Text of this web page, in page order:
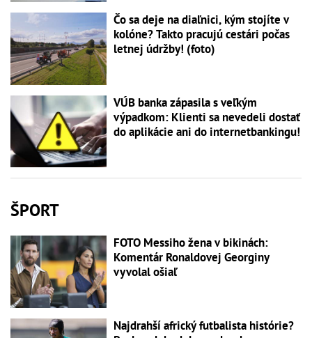
Čo sa deje na diaľnici, kým stojíte v
kolóne? Takto pracujú cestári počas
letnej údržby! (foto)
VÚB banka zápasila s veľkým
výpadkom: Klienti sa nevedeli dostať
do aplikácie ani do internetbankingu!
ŠPORT
FOTO Messiho žena v bikinách:
Komentár Ronaldovej Georginy
vyvolal ošiaľ
Najdrahší africký futbalista histórie?